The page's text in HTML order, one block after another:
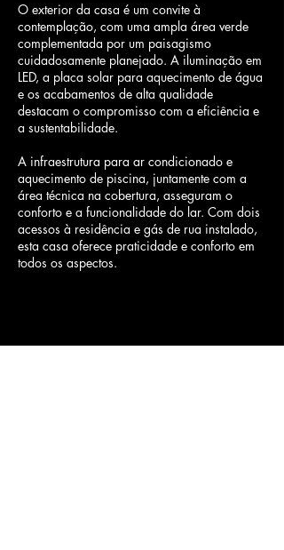
O exterior da casa é um convite à
contemplação, com uma ampla área verde
complementada por um paisagismo
cuidadosamente planejado. A iluminação em
LED, a placa solar para aquecimento de água
e os acabamentos de alta qualidade
destacam o compromisso com a eficiência e
a sustentabilidade.
A infraestrutura para ar condicionado e
aquecimento de piscina, juntamente com a
área técnica na cobertura, asseguram o
conforto e a funcionalidade do lar. Com dois
acessos à residência e gás de rua instalado,
esta casa oferece praticidade e conforto em
todos os aspectos.